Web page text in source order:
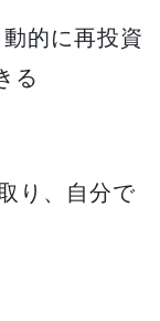
的に再投資
る
り、自分で